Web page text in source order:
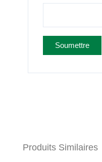
Produits Similaires